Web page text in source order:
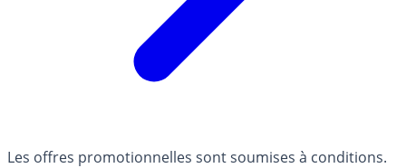
Les offres promotionnelles sont soumises à conditions.